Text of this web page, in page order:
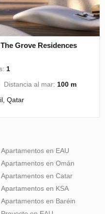
Grove Residences
1
Distancia al mar: 100 m
Qatar
Apartamentos en EAU
Apartamentos en Omán
Apartamentos en Catar
Apartamentos en KSA
Apartamentos en Baréin